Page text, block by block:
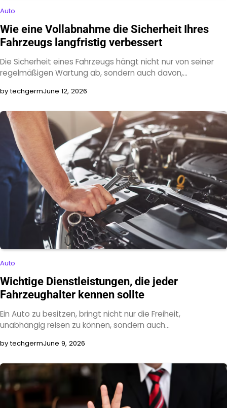
Auto
Wie eine Vollabnahme die Sicherheit Ihres
Fahrzeugs langfristig verbessert
Die Sicherheit eines Fahrzeugs hängt nicht nur von seiner
regelmäßigen Wartung ab, sondern auch davon,…
by techgermJune 12, 2026
Auto
Wichtige Dienstleistungen, die jeder
Fahrzeughalter kennen sollte
Ein Auto zu besitzen, bringt nicht nur die Freiheit,
unabhängig reisen zu können, sondern auch…
by techgermJune 9, 2026